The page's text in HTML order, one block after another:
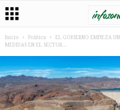
Inicio Politica
EL GOBIERNO EMPIEZA
MEDIDAS EN EL SECTOR...